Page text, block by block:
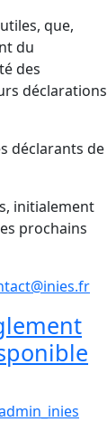
que,
du
des
déclarations
déclarants de
initialement
prochains